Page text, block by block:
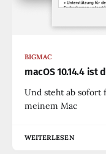
BIGMAC
macOS 10.14.4 ist
Und steht ab sofort
meinem Mac
WEITERLESEN